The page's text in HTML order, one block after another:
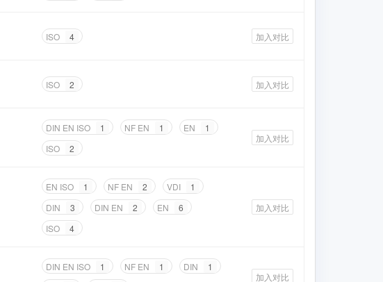
ISO 4 加入对比
ISO 2 加入对比
DIN EN ISO 1 NF EN 1 EN
1
ISO
2
加入对比
EN ISO 1 NF EN 2 VDI
1
DIN
3 DIN EN 2 EN
6
ISO
4
加入对比
DIN EN ISO 1 NF EN 1 DIN
1
加入对比